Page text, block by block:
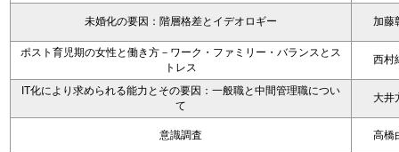
未婚化の要因：階層格差とイデオロギー 加藤
ポスト育児期の女性と働き方－ワーク・ファミリー・バランスとス
トレス
西村
IT化により求められる能力とその要因：一般職と中間管理職につい
て
大井
意識調査 高橋